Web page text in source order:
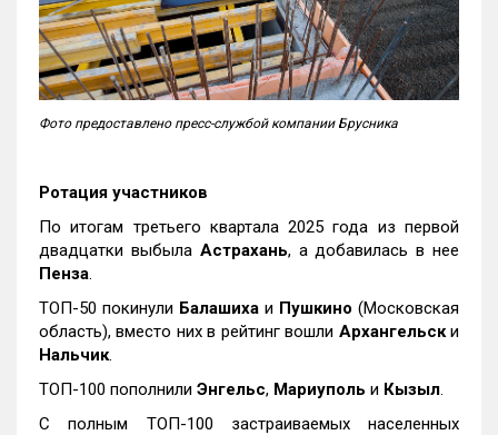
Фото предоставлено пресс-службой компании Брусника
Ротация участников
По итогам третьего квартала 2025 года из первой
двадцатки выбыла Астрахань, а добавилась в нее
Пенза.
ТОП-50 покинули Балашиха и Пушкино (Московская
область), вместо них в рейтинг вошли Архангельски
Нальчик.
ТОП-100 пополнили Энгельс, Мариуполь и Кызыл.
С полным ТОП-100 застраиваемых населенных